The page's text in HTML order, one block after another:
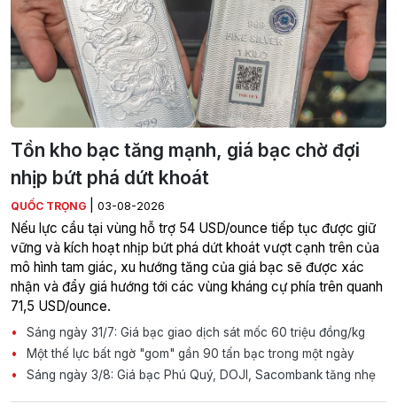
Tồn kho bạc tăng mạnh, giá bạc chờ đợi
nhịp bứt phá dứt khoát
QUỐC TRỌNG 03-08-2026
Nếu lực cầu tại vùng hỗ trợ 54 USD/ounce tiếp tục được giữ
vững và kích hoạt nhịp bứt phá dứt khoát vượt cạnh trên của
mô hình tam giác, xu hướng tăng của giá bạc sẽ được xác
nhận và đẩy giá hướng tới các vùng kháng cự phía trên quanh
71,5 USD/ounce.
Sáng ngày 31/7: Giá bạc giao dịch sát mốc 60 triệu đồng/kg
Một thế lực bất ngờ "gom" gần 90 tấn bạc trong một ngày
Sáng ngày 3/8: Giá bạc Phú Quý, DOJI, Sacombank tăng nhẹ